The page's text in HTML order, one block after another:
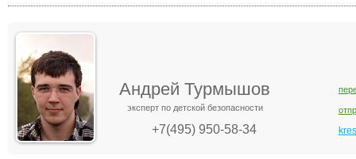
Андрей Турмышов
эксперт по детской безопасности
+7(495) 950-58-34